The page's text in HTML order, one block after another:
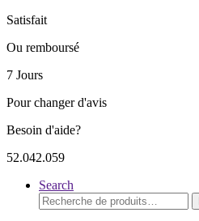
Satisfait
Ou remboursé
7 Jours
Pour changer d'avis
Besoin d'aide?
52.042.059
Search
Recherche
pour :